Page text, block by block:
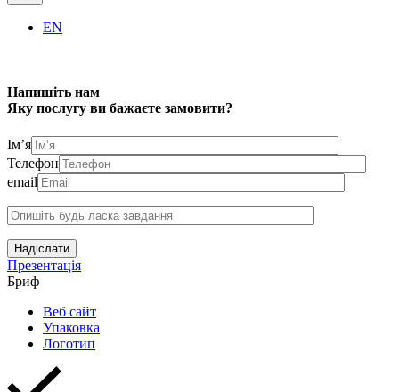
EN
Напишіть нам
Яку послугу ви бажаєте замовити?
Ім’я
Телефон
email
Надіслати
Презентація
Бриф
Веб сайт
Упаковка
Логотип